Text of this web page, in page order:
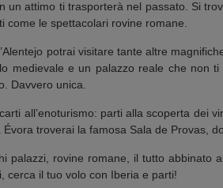
un attimo ti trasporterà nel passato. Si
come le spettacolari rovine romane.
potrai visitare tante altre
medievale e un palazzo reale che non
Davvero unica.
all’enoturismo: parti alla scoperta
troverai la famosa Sala de Provas,
palazzi, rovine romane, il tutto abbinato
cerca il tuo volo con Iberia e parti!